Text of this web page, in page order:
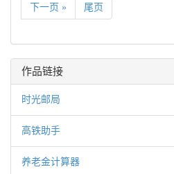
下一页 » 尾页
作品链接
时光邮局
高铁助手
养老金计算器